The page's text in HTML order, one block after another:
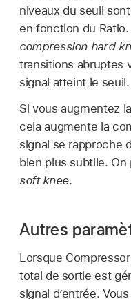
niveaux du seuil
en fonction du Ratio.
compression hard
transitions abruptes
signal atteint le seuil.
Si vous augmentez
cela augmente la
signal se rapproche
bien plus subtile. On
soft knee.
Autres
Lorsque
total de sortie est
signal d’entrée.